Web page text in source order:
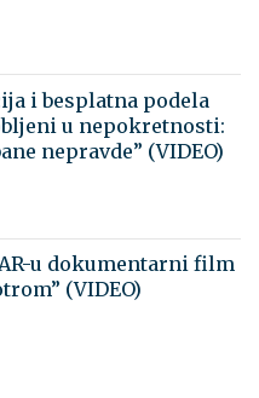
i besplatna podela
u nepokretnosti:
nepravde” (VIDEO)
u dokumentarni film
(VIDEO)